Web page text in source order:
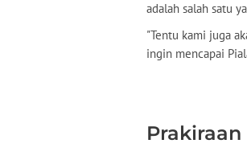
adalah salah satu
"Tentu kami juga
ingin mencapai